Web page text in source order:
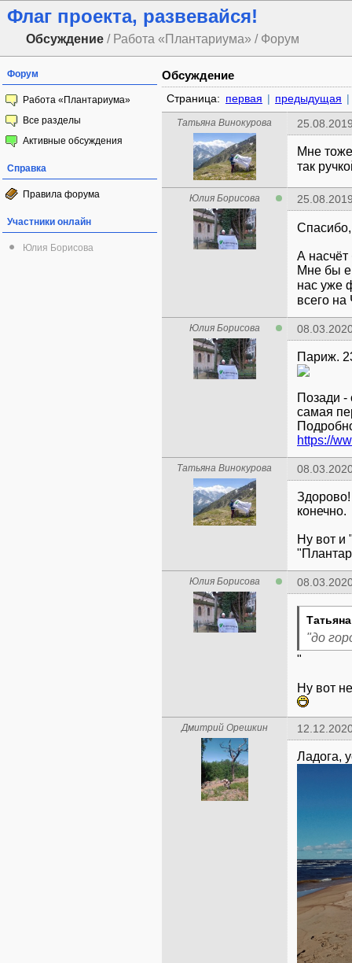
Флаг проекта, развевайся!
Обсуждение / Работа «Плантариума» / Форум
Форум
Работа «Плантариума»
Все разделы
Активные обсуждения
Справка
Правила форума
Участники онлайн
Юлия Борисова
Обсуждение
Страница: первая | предыдущая |
Татьяна Винокурова
Мне
так
Юлия Борисова
А
Мне бы
нас уже
всего
Юлия Борисова
Позади -
самая
Татьяна Винокурова
Здорово!
конечно.
Ну вот и
Юлия Борисова
"до
"
Ну вот
Дмитрий Орешкин